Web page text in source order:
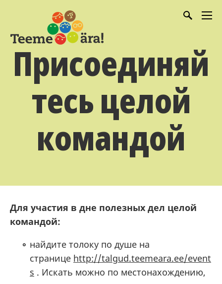
Присоединяй
тесь целой
командой
Для участия в дне полезных дел целой
командой:
найдите толоку по душе на
странице http://talgud.teemeara.ee/event
s . Искать можно по местонахождению,